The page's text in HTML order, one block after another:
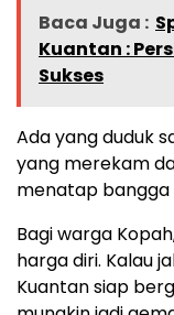
Baca Juga :
Kuantan :
Sukses
Ada yang duduk
yang merekam
menatap bangga
Bagi warga
harga diri. Kalau
Kuantan siap